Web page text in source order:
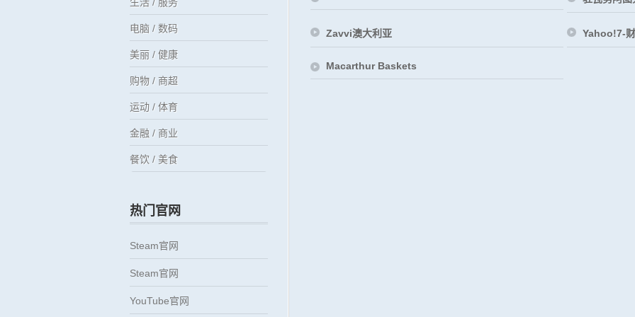
Zavvi澳大利亚 Yahoo!7-
Macarthur Baskets
电脑 / 数码
美丽 / 健康
购物 / 商超
运动 / 体育
金融 / 商业
餐饮 / 美食
热门官网
Steam官网
Steam官网
YouTube官网